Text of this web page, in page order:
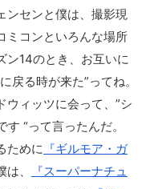
ンセンと僕は、撮影現
ミコンといろんな場所
ン14のとき、お互いに
戻る時が来た”ってね。
ウィッツに会って、”シ
“って言ったんだ。
ために 『ギルモア・ガ
、
『スーパーナチュ